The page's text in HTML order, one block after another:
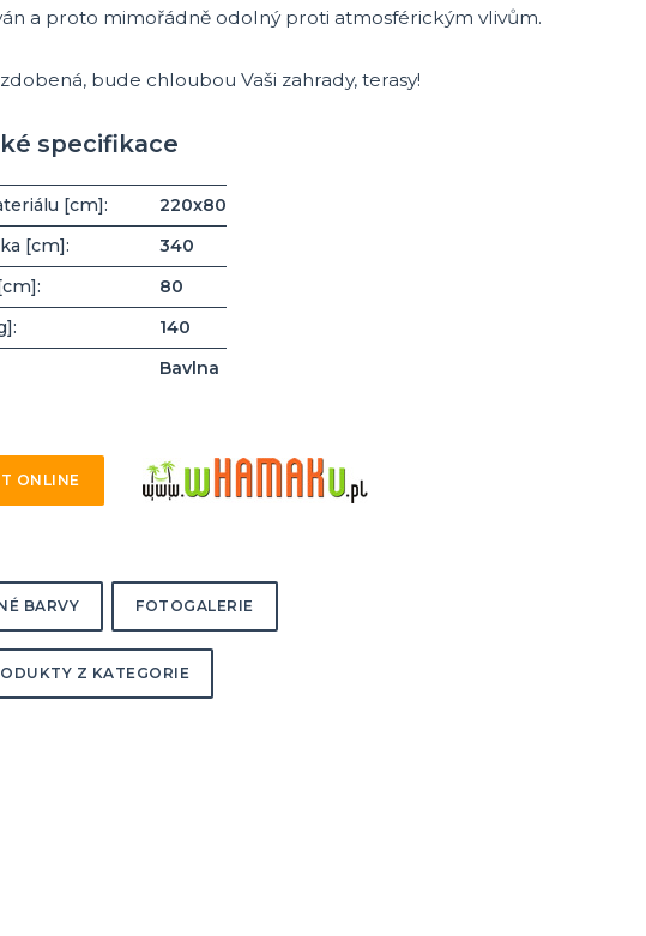
a proto mimořádně odolný proti atmosférickým vlivům.
bude chloubou Vaši zahrady, terasy!
specifikace
[cm]:
220x80
[cm]:
340
80
140
Bavlna
ONLINE
BARVY FOTOGALERIE
Z KATEGORIE